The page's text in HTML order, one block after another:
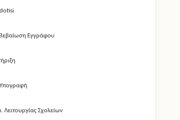
Εγγράφου
Λειτουργίας Σχολείων